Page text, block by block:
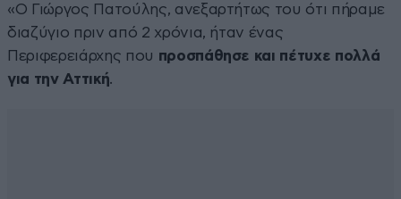
«O Γιώργος Πατούλης, ανεξαρτήτως του ότι πήραμε
διαζύγιο πριν από 2 χρόνια, ήταν ένας
Περιφερειάρχης που προσπάθησε και πέτυχε πολλά
για την Αττική.